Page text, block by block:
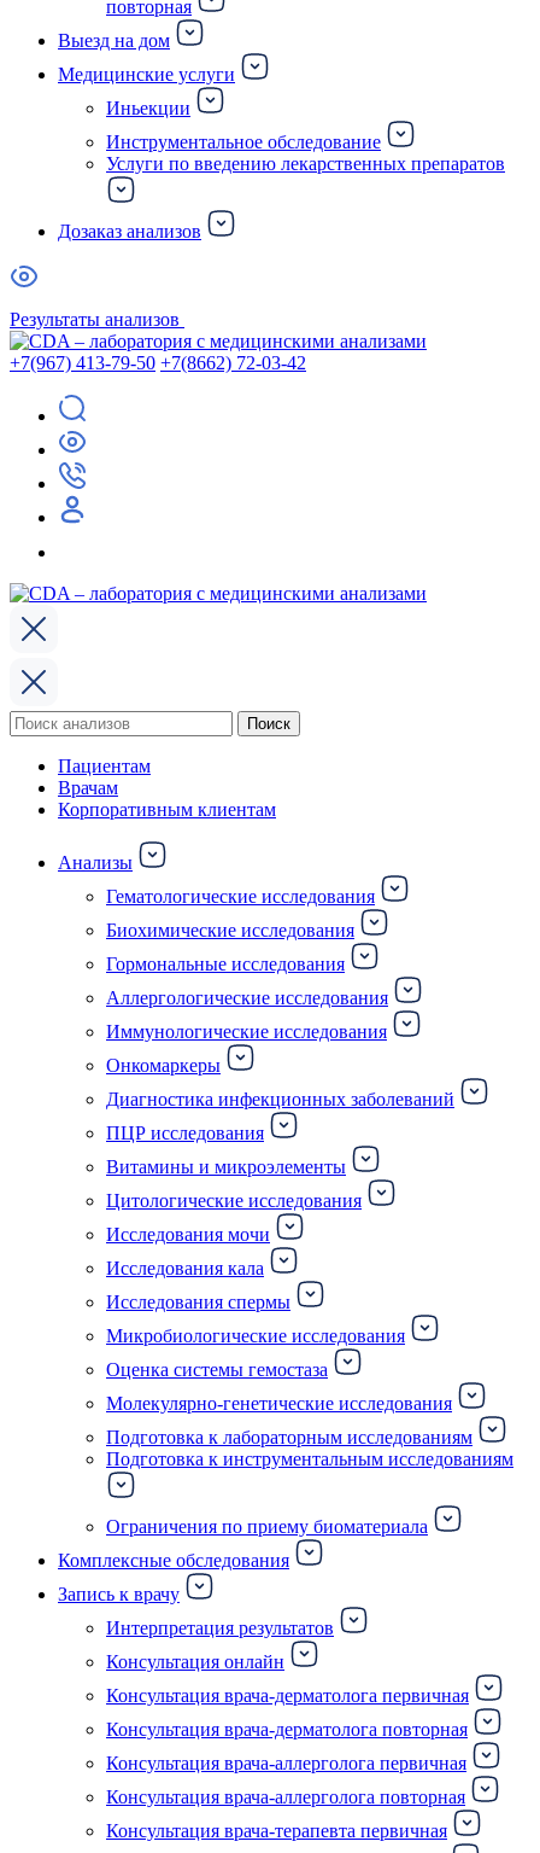
повторная
Выезд на дом
Медицинские услуги
Иньекции
Инструментальное обследование
Услуги по введению лекарственных препаратов
Дозаказ анализов
Результаты анализов
+7(967) 413-79-50 +7(8662) 72-03-42
Поиск
по:
Поиск
Пациентам
Врачам
Корпоративным клиентам
Анализы
Гематологические исследования
Биохимические исследования
Гормональные исследования
Аллергологические исследования
Иммунологические исследования
Онкомаркеры
Диагностика инфекционных заболеваний
ПЦР исследования
Витамины и микроэлементы
Цитологические исследования
Исследования мочи
Исследования кала
Исследования спермы
Микробиологические исследования
Оценка системы гемостаза
Молекулярно-генетические исследования
Подготовка к лабораторным исследованиям
Подготовка к инструментальным исследованиям
Ограничения по приему биоматериала
Комплексные обследования
Запись к врачу
Интерпретация результатов
Консультация онлайн
Консультация врача-дерматолога первичная
Консультация врача-дерматолога повторная
Консультация врача-аллерголога первичная
Консультация врача-аллерголога повторная
Консультация врача-терапевта первичная